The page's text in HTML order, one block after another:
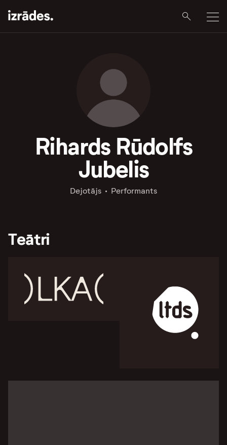
Rihards Rūdolfs
Jubelis
Dejotājs Performants
Teātri